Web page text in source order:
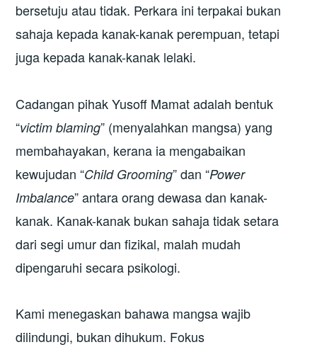
bersetuju atau tidak. Perkara ini terpakai bukan
sahaja kepada kanak-kanak perempuan, tetapi
juga kepada kanak-kanak lelaki.
Cadangan pihak Yusoff Mamat adalah bentuk
“victim blaming” (menyalahkan mangsa) yang
membahayakan, kerana ia mengabaikan
kewujudan “Child Grooming” dan “Power
Imbalance” antara orang dewasa dan kanak-
kanak. Kanak-kanak bukan sahaja tidak setara
dari segi umur dan fizikal, malah mudah
dipengaruhi secara psikologi.
Kami menegaskan bahawa mangsa wajib
dilindungi, bukan dihukum. Fokus